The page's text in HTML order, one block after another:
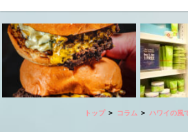
トップ コラム ハワイの風